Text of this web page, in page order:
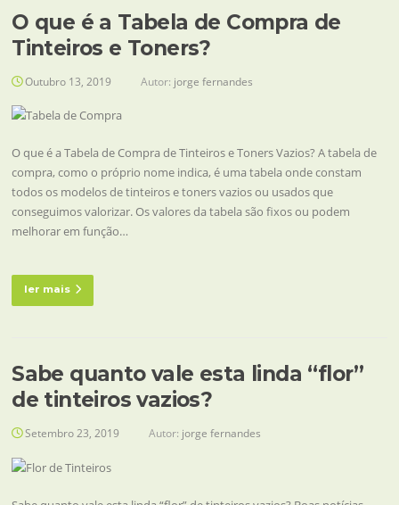
O que é a Tabela de Compra de
Tinteiros e Toners?
Outubro 13, 2019 Autor: jorge fernandes
O que é a Tabela de Compra de Tinteiros e Toners Vazios? A tabela de
compra, como o próprio nome indica, é uma tabela onde constam
todos os modelos de tinteiros e toners vazios ou usados que
conseguimos valorizar. Os valores da tabela são fixos ou podem
melhorar em função…
ler mais
Sabe quanto vale esta linda “flor”
de tinteiros vazios?
Setembro 23, 2019 Autor: jorge fernandes